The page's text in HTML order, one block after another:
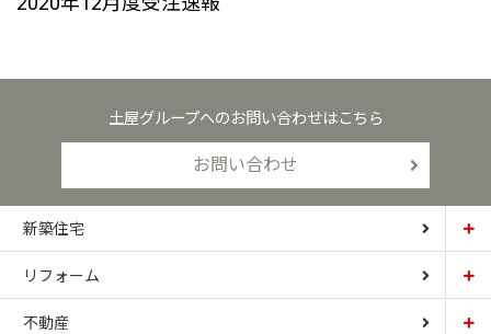
土屋グループへのお問い合わせはこちら
お問い合わせ
新築住宅
土屋ホーム
CARDINAL HOUSE
リフォーム
土屋ホームトピア
不動産